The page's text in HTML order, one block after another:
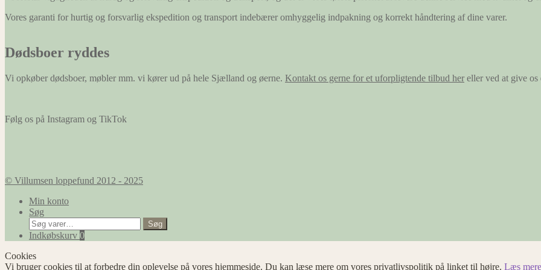
Vores garanti for hurtig og forsvarlig ekspedition og transport indebærer omhyggelig indpakning og korrekt håndtering af dine varer.
Dødsboer ryddes
Vi opkøber dødsboer, møbler mm. vi kører ud på hele Sjælland og øerne. Kontakt os gerne for et uforpligtende tilbud her eller ved at give
Følg os på Instagram og TikTok
© Villumsen loppefund 2012 - 2025
Min konto
Søg
Søg
efter:
Søg
Indkøbskurv 0
Cookies
Vi bruger cookies til at forbedre din oplevelse på vores hjemmeside. Du kan læse mere om vores privatlivspolitik på linket til højre. Læs